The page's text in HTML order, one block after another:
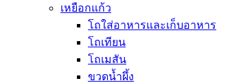
เหยือกแก้ว
โถใส่อาหารและเก็บอาหาร
โถเทียน
โถเมสัน
ขวดน้ำผึ้ง